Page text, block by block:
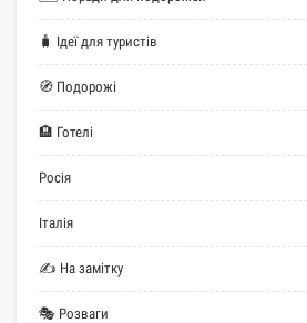
🧳 Ідеї для туристів
🧭 Подорожі
🏨 Готелі
Росія
Італія
✍ На замітку
🎭 Розваги